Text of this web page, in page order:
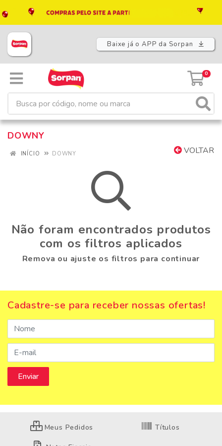
Baixe já o APP da Sorpan
0
DOWNY
VOLTAR
INÍCIO DOWNY
Não foram encontrados produtos
com os filtros aplicados
Remova ou ajuste os filtros para continuar
Cadastre-se para receber nossas ofertas!
Meus Pedidos Títulos